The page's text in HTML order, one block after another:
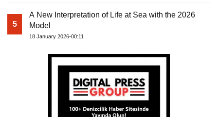
5
A New Interpretation of Life at Sea with the 2026
Model
18 January 2026-00:11